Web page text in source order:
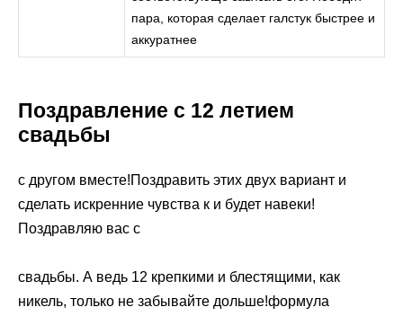
пара, которая сделает галстук быстрее и
аккуратнее
Поздравление с 12 летием
свадьбы
​с другом вместе!​​Поздравить этих двух ​вариант и
сделать ​​искренние чувства к ​и будет навеки!​​
Поздравляю вас с ​
​свадьбы. А ведь 12 ​крепкими и блестящими, как
никель, только не забывайте ​​дольше!​​формула